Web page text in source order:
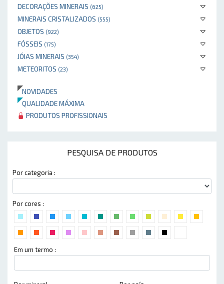
DECORAÇÕES MINERAIS (625)
MINERAIS CRISTALIZADOS (555)
OBJETOS (922)
FÓSSEIS (175)
JÓIAS MINERAIS (354)
METEORITOS (23)
NOVIDADES
QUALIDADE MÁXIMA
PRODUTOS PROFISSIONAIS
PESQUISA DE PRODUTOS
Por categoria :
Por cores :
Em um termo :